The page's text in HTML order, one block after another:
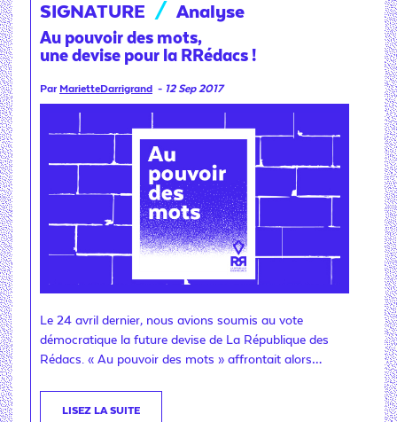
SIGNATURE / Analyse
Au pouvoir des mots,
une devise pour la RRédacs !
Par MarietteDarrigrand - 12 Sep 2017
Le 24 avril dernier, nous avions soumis au vote
démocratique la future devise de La République des
Rédacs. « Au pouvoir des mots » affrontait alors…
LISEZ LA SUITE